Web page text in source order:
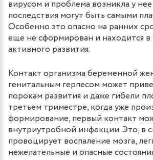
вирусом и проблема возникла у
последствия могут быть самыми
Особенно это опасно на ранних
еще не сформирован и находится в
активного развития.
Контакт организма беременной
генитальным герпесом может
порокам развития и даже гибели
третьем триместре, когда уже
формирование, первый контакт
внутриутробной инфекции. Это, в
провоцирует воспаление мозга,
нежелательные и опасные